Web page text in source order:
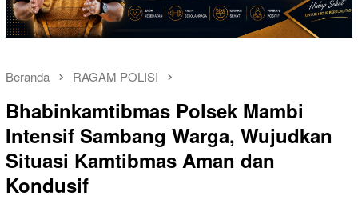
Beranda RAGAM POLISI
Bhabinkamtibmas Polsek Mambi
Intensif Sambang Warga, Wujudkan
Situasi Kamtibmas Aman dan
Kondusif